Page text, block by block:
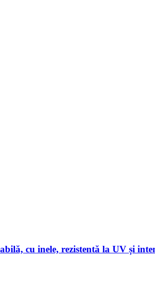
cu inele, rezistentă la UV și